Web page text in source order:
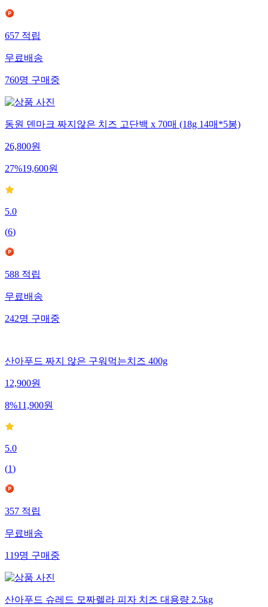
657 적립
무료배송
760명 구매중
동원 덴마크 짜지않은 치즈 고단백 x 70매 (18g 14매*5봉)
26,800원
27%19,600원
5.0
(6)
588 적립
무료배송
242명 구매중
산아푸드 짜지 않은 구워먹는치즈 400g
12,900원
8%11,900원
5.0
(1)
357 적립
무료배송
119명 구매중
산아푸드 슈레드 모짜렐라 피자 치즈 대용량 2.5kg